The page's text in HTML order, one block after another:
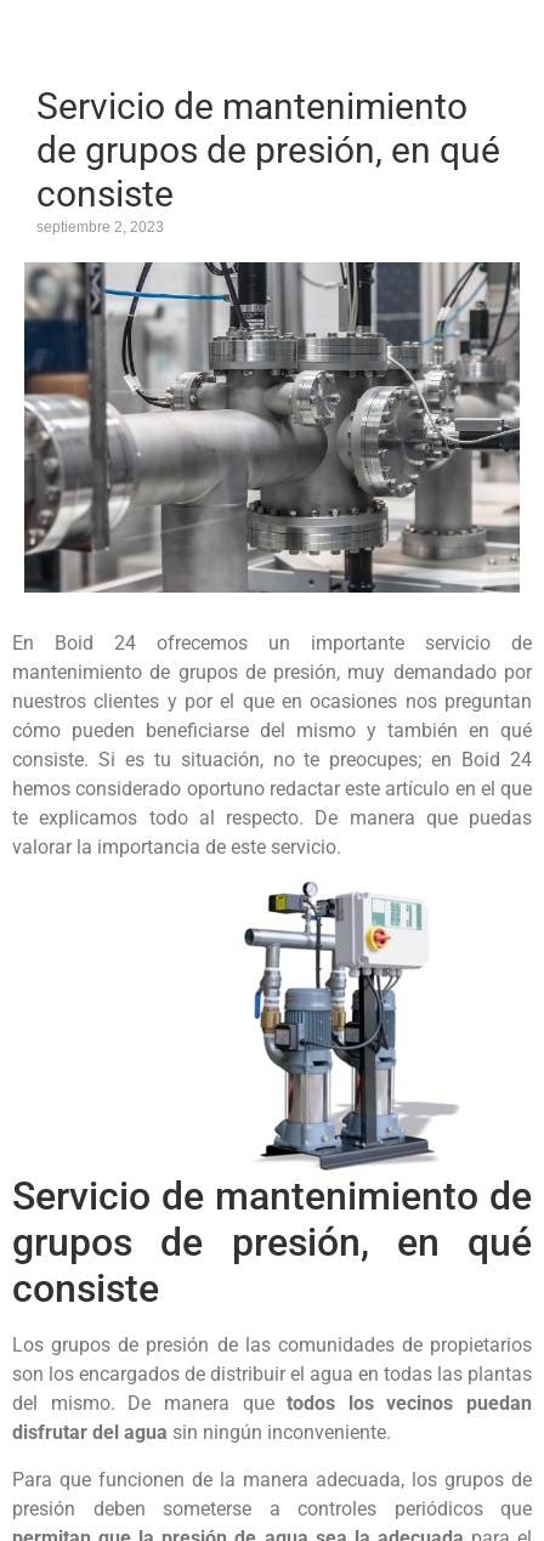
Servicio de mantenimiento
de grupos de presión, en qué
consiste
septiembre 2, 2023
En Boid 24 ofrecemos un importante servicio de
mantenimiento de grupos de presión, muy demandado por
nuestros clientes y por el que en ocasiones nos preguntan
cómo pueden beneficiarse del mismo y también en qué
consiste. Si es tu situación, no te preocupes; en Boid 24
hemos considerado oportuno redactar este artículo en el que
te explicamos todo al respecto. De manera que puedas
valorar la importancia de este servicio.
Servicio de mantenimiento de
grupos de presión, en qué
consiste
Los grupos de presión de las comunidades de propietarios
son los encargados de distribuir el agua en todas las plantas
del mismo. De manera quetodos los vecinos puedan
disfrutar del agua sin ningún inconveniente.
Para que funcionen de la manera adecuada, los grupos de
presión deben someterse a controles periódicos que